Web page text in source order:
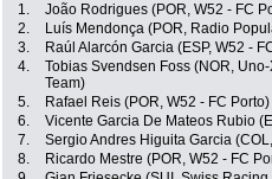
1. João Rodrigues (POR, W52 - FC
2.
Luís Mendonça (POR, Radio
3.
Raúl Alarcón Garcia (ESP, W52 -
4.
Tobias Svendsen Foss (NOR,
Team)
5. Rafael Reis (POR, W52 - FC Porto)
6.
Vicente Garcia De Mateos Rubio
7.
Sergio Andres Higuita Garcia
8.
Ricardo Mestre (POR, W52 - FC